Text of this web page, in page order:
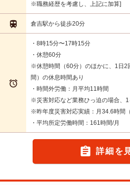
※職務経歴を考慮し、上記に加算
 倉吉駅から徒歩20分

・8時15分〜17時15分
・休憩60分
※休憩時間（60分）のほかに、1日2
間）の休息時間あり
・時間外労働：月平均11時間
※災害対応など業務ひっ迫の場合、
※昨年度災害対応実績：月34.6時間
・平均所定労働時間：161時間/月
 詳細を